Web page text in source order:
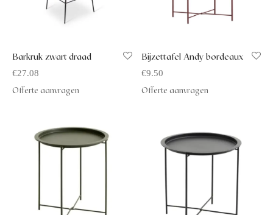
Barkruk zwart draad
€27.08
Offerte aanvragen
Bijzettafel Andy bordeaux
€9.50
Offerte aanvragen